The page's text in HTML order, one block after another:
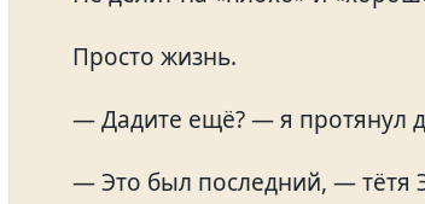
Просто жизнь.
— Дадите ещё? — я протянул
— Это был последний, — тётя